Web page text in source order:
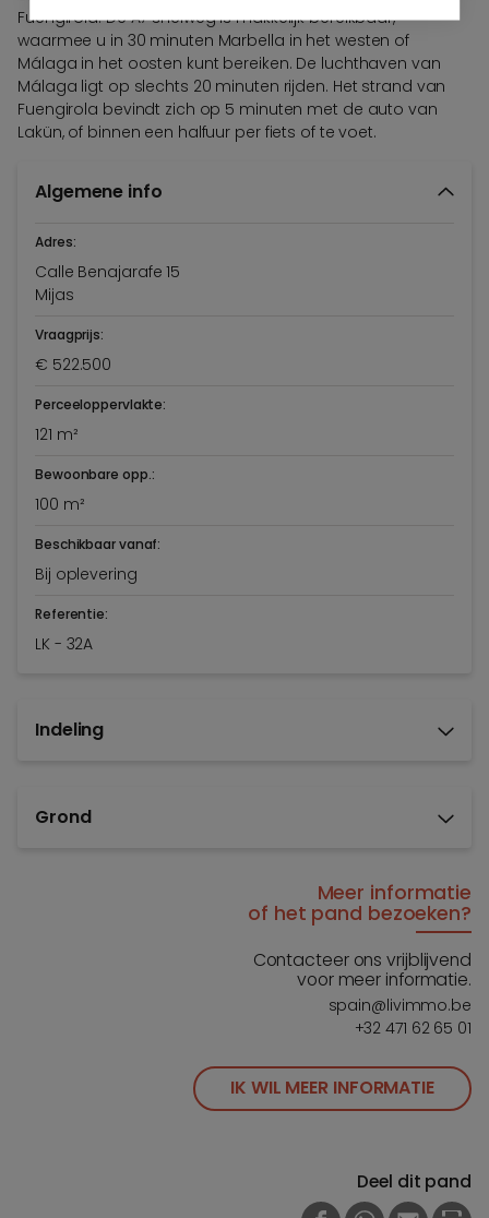
Fuengirola. De A7 snelweg is makkelijk bereikbaar,
waarmee u in 30 minuten Marbella in het westen of
Málaga in het oosten kunt bereiken. De luchthaven van
Málaga ligt op slechts 20 minuten rijden. Het strand van
Fuengirola bevindt zich op 5 minuten met de auto van
Lakün, of binnen een halfuur per fiets of te voet.
Algemene info
Adres:
Calle Benajarafe 15
Mijas
Vraagprijs:
€ 522.500
Perceeloppervlakte:
121 m²
Bewoonbare opp.:
100 m²
Beschikbaar vanaf:
Bij oplevering
Referentie:
LK - 32A
Indeling
Grond
Meer informatie
of het pand bezoeken?
Contacteer ons vrijblijvend
voor meer informatie.
spain@livimmo.be
+32 471 62 65 01
IK WIL MEER INFORMATIE
Deel dit pand